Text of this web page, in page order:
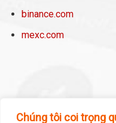
Chúng tôi coi trọng
binance.com
mexc.com